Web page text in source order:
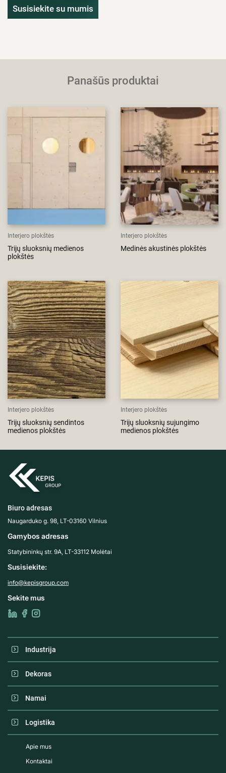
Susisiekite su mumis
Panašūs produktai
Interjero plokštės
Trijų sluoksnių medienos
plokštės
Interjero plokštės
Medinės akustinės plokštės
Interjero plokštės
Trijų sluoksnių sendintos
medienos plokštės
Interjero plokštės
Trijų sluoksnių sujungimo
medienos plokštės
Biuro adresas
Naugarduko g. 98, LT-03160 Vilnius
Gamybos adresas
Statybininkų str. 9A, LT-33112 Molėtai
Susisiekite:
info@kepisgroup.com
Sekite mus
Industrija
Dekoras
Namai
Logistika
Apie mus
Kontaktai